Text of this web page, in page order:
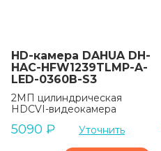
HD-камера DAHUA DH-
HAC-HFW1239TLMP-A-
LED-0360B-S3
2МП цилиндрическая
HDCVI-видеокамера
5090 ₽ Уточнить